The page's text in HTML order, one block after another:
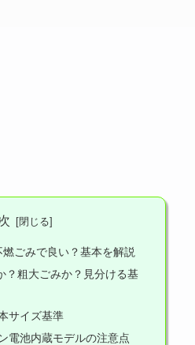
ごみで良い？基本を解説
？粗大ごみか？見分ける基
サイズ基準
電池内蔵モデルの注意点